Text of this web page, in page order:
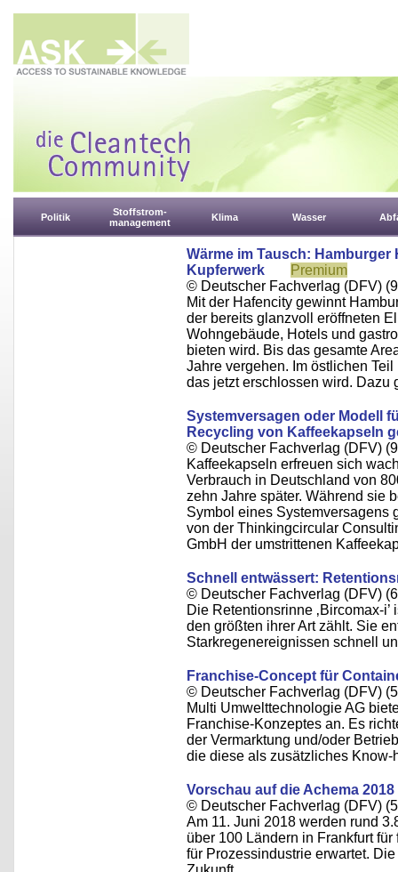
Politik
Stoffstrom-
management
Klima Wasser
Wärme im Tausch:
Kupferwerk
Premium
© Deutscher Fachverlag (DFV)
Mit der Hafencity gewinnt
der bereits glanzvoll eröffneten
Wohngebäude, Hotels und
bieten wird. Bis das gesamte
Jahre vergehen. Im östlichen
das jetzt erschlossen wird. Dazu
Systemversagen oder Modell
Recycling von Kaffeekapseln
© Deutscher Fachverlag (DFV)
Kaffeekapseln erfreuen sich
Verbrauch in Deutschland von
zehn Jahre später. Während sie
Symbol eines Systemversagens
von der Thinkingcircular
GmbH der umstrittenen
Schnell entwässert:
© Deutscher Fachverlag (DFV)
Die Retentionsrinne ‚Bircomax-
den größten ihrer Art zählt. Sie
Starkregenereignissen schnell
Franchise-Concept für
© Deutscher Fachverlag (DFV)
Multi Umwelttechnologie AG
Franchise-Konzeptes an. Es
der Vermarktung und/oder
die diese als zusätzliches Know-
Vorschau auf die Achema 2018
© Deutscher Fachverlag (DFV)
Am 11. Juni 2018 werden rund
über 100 Ländern in Frankfurt
für Prozessindustrie erwartet.